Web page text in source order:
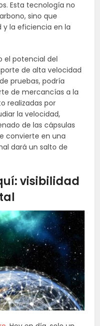
Esta tecnología no
sino que
la eficiencia en la
el potencial del
de alta velocidad
pruebas, podría
de mercancías a la
realizadas por
la velocidad,
de las cápsulas
convierte en una
dará un salto de
visibilidad